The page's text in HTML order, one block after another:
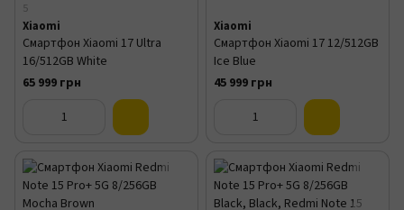
5
Xiaomi
Смартфон Xiaomi 17 Ultra
16/512GB White
65 999 грн
Xiaomi
Смартфон Xiaomi 17 12/512GB
Ice Blue
45 999 грн